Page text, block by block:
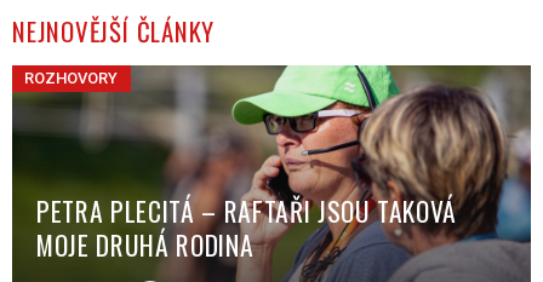
NEJNOVĚJŠÍ ČLÁNKY
ROZHOVORY
PETRA PLECITÁ – RAFTAŘI JSOU TAKOVÁ
MOJE DRUHÁ RODINA